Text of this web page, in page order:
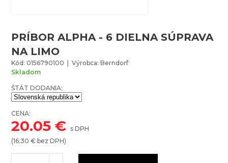
PRÍBOR ALPHA - 6 DIELNA SÚPRAVA
NA LIMO
Kód: 0156790100 | Výrobca: Berndorf
Skladom
ŠTÁT DODANIA:
CENA:
20.05 € s DPH
(16.30 € bez DPH)